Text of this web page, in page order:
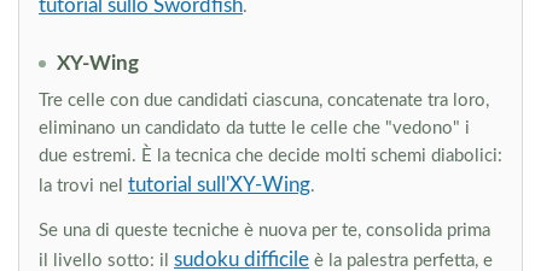
tutorial sullo Swordfish.
XY-Wing
Tre celle con due candidati ciascuna, concatenate tra loro,
eliminano un candidato da tutte le celle che "vedono" i
due estremi. È la tecnica che decide molti schemi diabolici:
la trovi nel tutorial sull'XY-Wing.
Se una di queste tecniche è nuova per te, consolida prima
il livello sotto: il sudoku difficile è la palestra perfetta, e